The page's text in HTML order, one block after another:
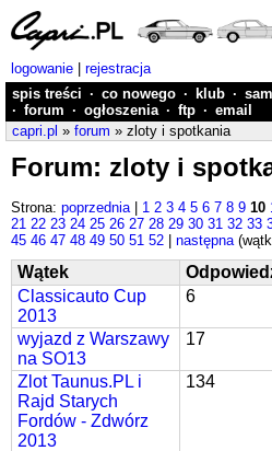
logowanie
rejestracja
spis treści · co nowego · klub ·
· forum · ogłoszenia · ftp · email
capri.pl » forum » zloty i spotkania
Forum: zloty i
Strona: poprzednia| 1 2 3 4 5 6 7 8 9 10
21 22 23 24 25 26 27 28 29 30 31 32 33
45 46 47 48 49 50 51 52 następna
Wątek
Classicauto Cup
2013
6
wyjazd z Warszawy
na SO13
17
Zlot Taunus.PL i
Rajd Starych
Fordów - Zdwórz
2013
134